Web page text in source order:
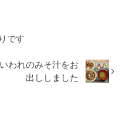
です
われのみそ汁をお
出ししました